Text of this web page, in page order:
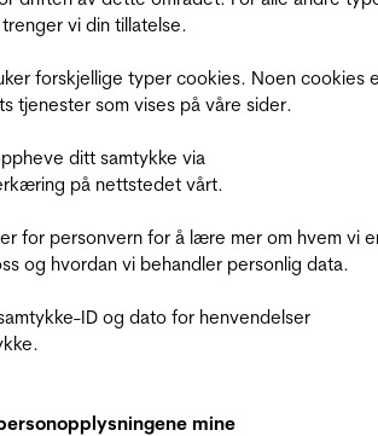
vi din tillatelse.
forskjellige typer cookies. Noen cookies
tjenester som vises på våre sider.
ditt samtykke via
på nettstedet vårt.
for personvern for å lære mer om hvem vi
og hvordan vi behandler personlig data.
ID og dato for henvendelser
mine